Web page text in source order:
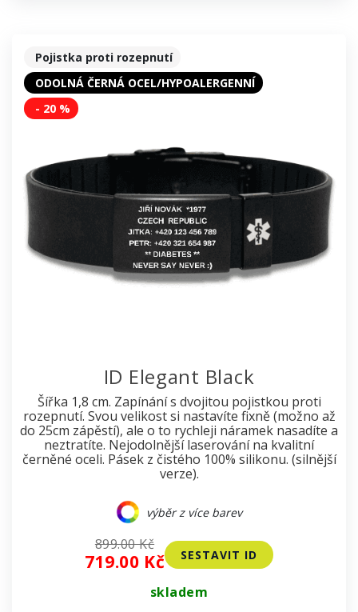
Pojistka proti rozepnutí
ODOLNÁ ČERNÁ OCEL/HYPOALERGENNÍ
- 20 %
ID Elegant Black
Šířka 1,8 cm. Zapínání s dvojitou pojistkou proti
rozepnutí. Svou velikost si nastavíte fixně (možno až
do 25cm zápěstí), ale o to rychleji náramek nasadíte a
neztratíte. Nejodolnější laserování na kvalitní
černěné oceli. Pásek z čistého 100% silikonu. (silnější
verze).
výběr z více barev
719.00 Kč
899.00 Kč
SESTAVIT ID
skladem